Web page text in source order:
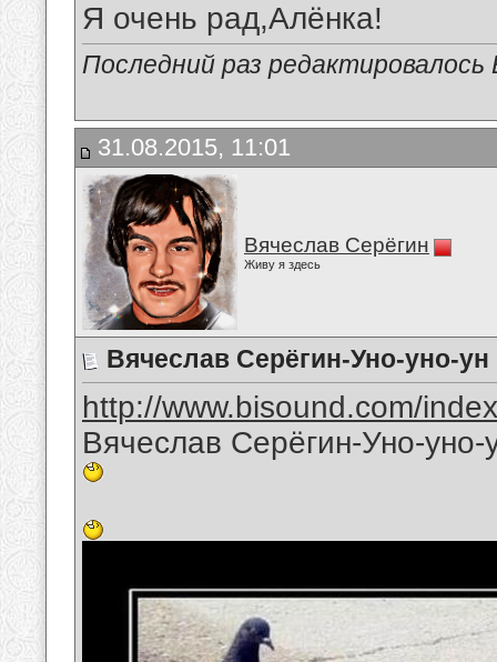
Я очень рад,Алёнка!
Последний раз
31.08.2015, 11:01
Вячеслав Серёгин
Живу я здесь
Вячеслав Серёгин-Уно-уно-
http://www.bisound.com/
Вячеслав Серёгин-Уно-